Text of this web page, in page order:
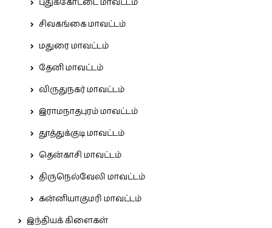
சிவகங்கை மாவட்டம்
மதுரை மாவட்டம்
தேனி மாவட்டம்
விருதுநகர் மாவட்டம்
இராமநாதபுரம் மாவட்டம்
தூத்துக்குடி மாவட்டம்
தென்காசி மாவட்டம்
திருநெல்வேலி மாவட்டம்
கன்னியாகுமரி மாவட்டம்
இந்தியக் கிளைகள்